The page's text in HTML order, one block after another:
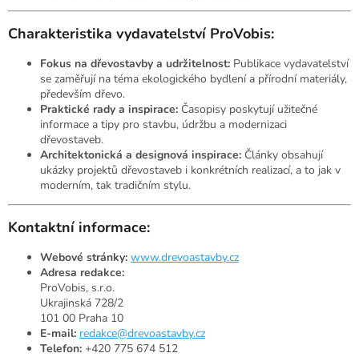
Charakteristika vydavatelství ProVobis:
Fokus na dřevostavby a udržitelnost: Publikace vydavatelství
se zaměřují na téma ekologického bydlení a přírodní materiály,
především dřevo.
Praktické rady a inspirace: Časopisy poskytují užitečné
informace a tipy pro stavbu, údržbu a modernizaci
dřevostaveb.
Architektonická a designová inspirace: Články obsahují
ukázky projektů dřevostaveb i konkrétních realizací, a to jak v
moderním, tak tradičním stylu.
Kontaktní informace:
Webové stránky: www.drevoastavby.cz
Adresa redakce:
ProVobis, s.r.o.
Ukrajinská 728/2
101 00 Praha 10
E-mail: redakce@drevoastavby.cz
Telefon: +420 775 674 512